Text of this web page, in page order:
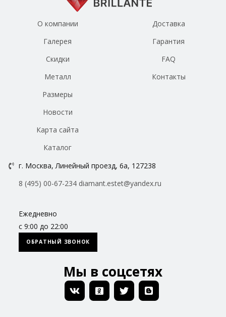
О компании
Галерея
Скидки
Металл
Размеры
Новости
Доставка
Гарантия
FAQ
Контакты
Карта сайта
Каталог
г. Москва, Линейный проезд, 6а, 127238
8 (495) 00-67-234 diamant.estet@yandex.ru
Ежедневно
с 9:00 до 22:00
ОБРАТНЫЙ ЗВОНОК
Мы в соцсетях